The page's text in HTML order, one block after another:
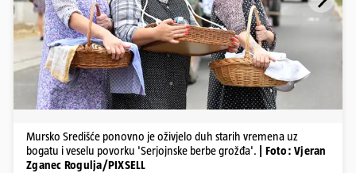
Mursko Središće ponovno je oživjelo duh starih vremena uz
bogatu i veselu povorku 'Serjojnske berbe grožđa'.
| Foto: Vjeran
Zganec Rogulja/PIXSELL